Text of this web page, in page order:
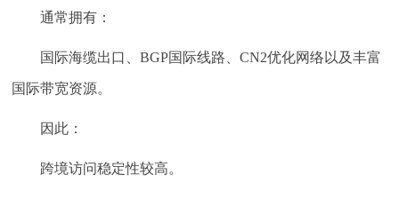
通常拥有：
国际海缆出口、BGP国际线路、CN2优化网络以及丰富
国际带宽资源。
因此：
跨境访问稳定性较高。